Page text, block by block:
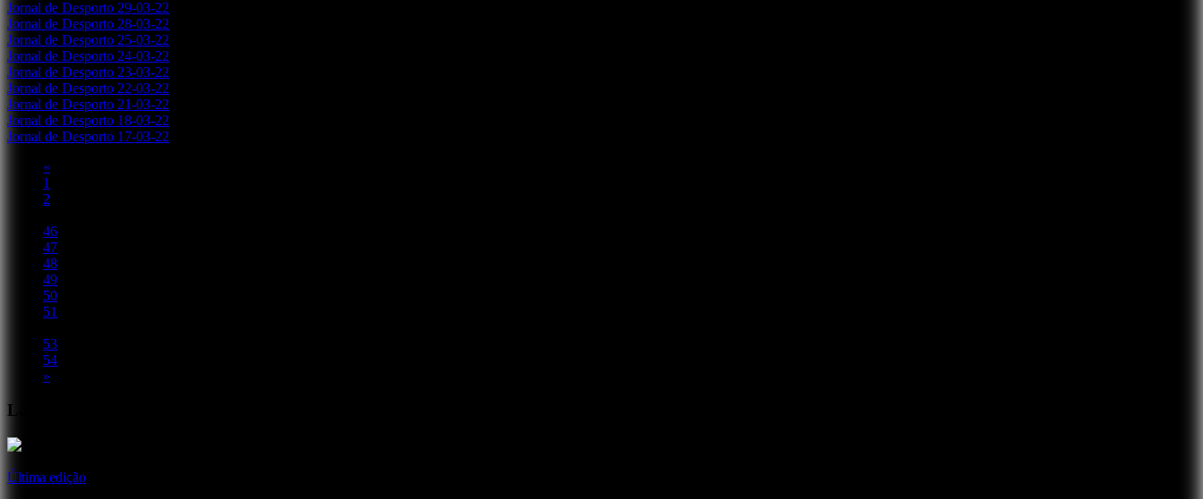
Jornal de Desporto 29-03-22
Jornal de Desporto 28-03-22
Jornal de Desporto 25-03-22
Jornal de Desporto 24-03-22
Jornal de Desporto 23-03-22
Jornal de Desporto 22-03-22
Jornal de Desporto 21-03-22
Jornal de Desporto 18-03-22
Jornal de Desporto 17-03-22
«
1
2
46
47
48
49
50
51
53
54
»
Lançamentos Recentes
Última edição